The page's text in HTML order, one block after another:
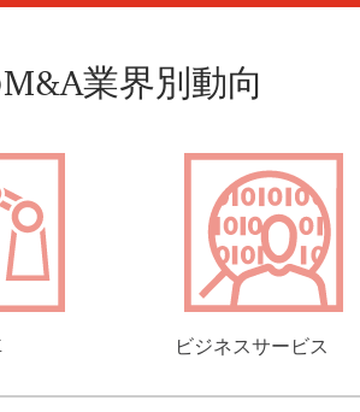
業界別動向
ビジネスサービス